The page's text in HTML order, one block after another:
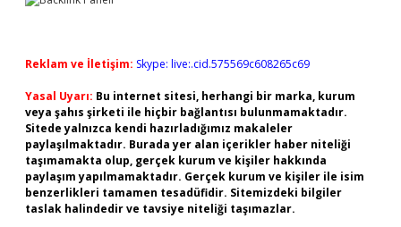
Reklam ve İletişim: Skype: live:.cid.575569c608265c69
Yasal Uyarı: Bu internet sitesi, herhangi bir marka, kurum
veya şahıs şirketi ile hiçbir bağlantısı bulunmamaktadır.
Sitede yalnızca kendi hazırladığımız makaleler
paylaşılmaktadır. Burada yer alan içerikler haber niteliği
taşımamakta olup, gerçek kurum ve kişiler hakkında
paylaşım yapılmamaktadır. Gerçek kurum ve kişiler ile isim
benzerlikleri tamamen tesadüfidir. Sitemizdeki bilgiler
taslak halindedir ve tavsiye niteliği taşımazlar.